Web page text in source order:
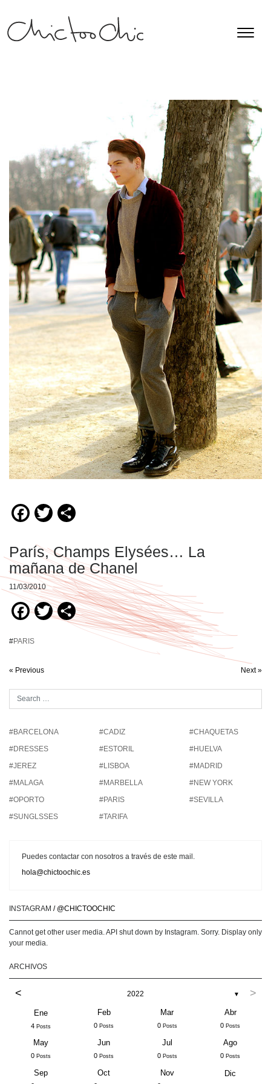
Facebook
Twitter
París, Champs Elysées… La
mañana de Chanel
11/03/2010
Facebook
TwitterCompartir
#PARIS
« Previous Next »
#BARCELONA #CADIZ
#CHAQUETAS
#DRESSES
#ESTORIL
#HUELVA
#JEREZ
#LISBOA
#MADRID
#MALAGA
#MARBELLA
#NEW YORK
#OPORTO
#PARIS
#SEVILLA
#SUNGLSSES
#TARIFA
Puedes contactar con nosotros a través de este mail.
hola@chictoochic.es
INSTAGRAM / @CHICTOOCHIC
Cannot get other user media. API shut down by Instagram. Sorry. Display only
your media.
ARCHIVOS
< 2022 ▼ >
Ene
4 Posts
Feb
0 Posts
Mar
0 Posts
Abr
0 Posts
May
0 Posts
Jun
0 Posts
Jul
0 Posts
Ago
0 Posts
Sep Oct Nov Dic